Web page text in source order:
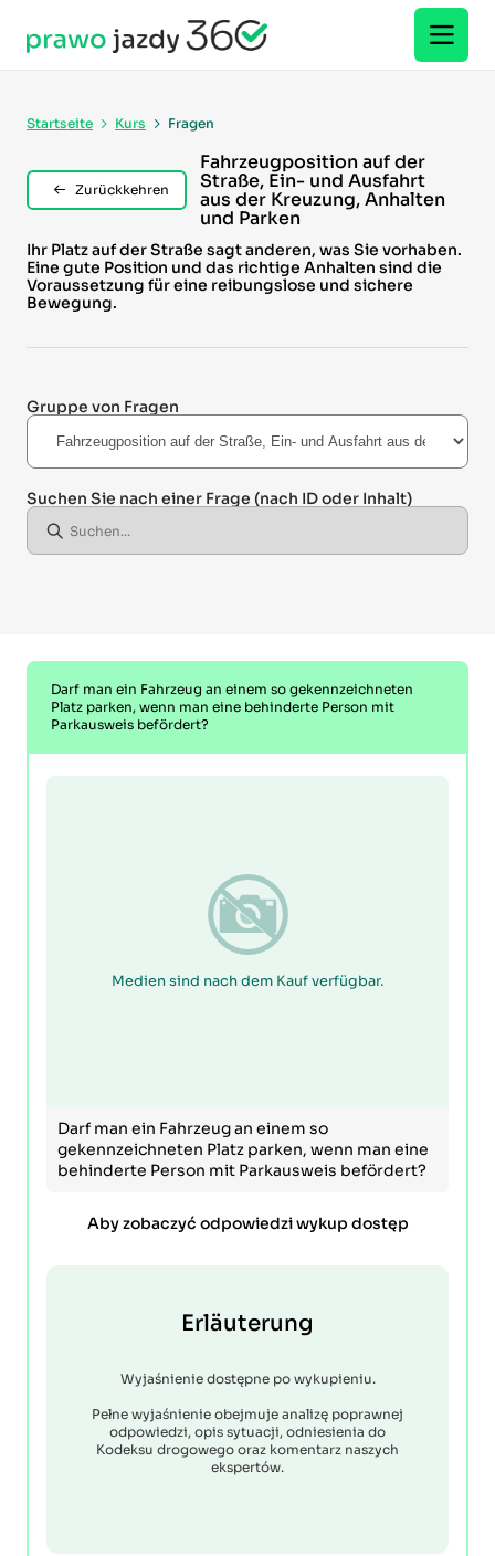
Startseite Kurs Fragen
Zurückkehren
Fahrzeugposition auf der
Straße, Ein- und Ausfahrt
aus der Kreuzung, Anhalten
und Parken
Ihr Platz auf der Straße sagt anderen, was Sie vorhaben.
Eine gute Position und das richtige Anhalten sind die
Voraussetzung für eine reibungslose und sichere
Bewegung.
Gruppe von Fragen
Suchen Sie nach einer Frage (nach ID oder Inhalt)
Darf man ein Fahrzeug an einem so gekennzeichneten
Platz parken, wenn man eine behinderte Person mit
Parkausweis befördert?
Medien sind nach dem Kauf verfügbar.
Darf man ein Fahrzeug an einem so
gekennzeichneten Platz parken, wenn man eine
behinderte Person mit Parkausweis befördert?
Aby zobaczyć odpowiedzi wykup dostęp
Erläuterung
Wyjaśnienie dostępne po wykupieniu.
Pełne wyjaśnienie obejmuje analizę poprawnej
odpowiedzi, opis sytuacji, odniesienia do
Kodeksu drogowego oraz komentarz naszych
ekspertów.